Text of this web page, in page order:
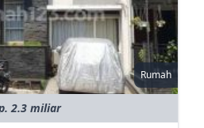
Rumah
2.3 miliar